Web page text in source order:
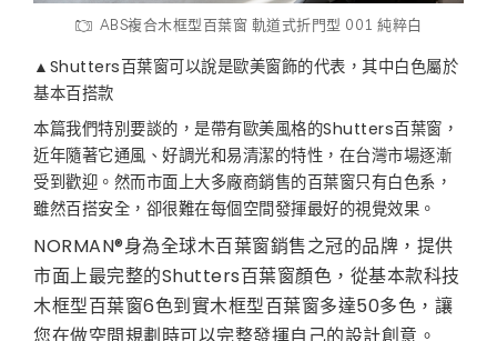
ABS複合木框型百葉窗 軌道式折門型 001 純粹白
▲Shutters百葉窗可以說是歐美窗飾的代表，其中白色屬於
基本百搭款
本篇我們特別要談的，是帶有歐美風格的Shutters百葉窗，
近年隨著它通風、好調光和易清潔的特性，在台灣市場逐漸
受到歡迎。然而市面上大多廠商銷售的百葉窗只有白色系，
雖然百搭安全，卻很難在每個空間發揮最好的視覺效果。
NORMAN®身為全球木百葉窗銷售之冠的品牌，提供
市面上最完整的Shutters百葉窗顏色，從基本款科技
木框型百葉窗6色到實木框型百葉窗多達50多色，讓